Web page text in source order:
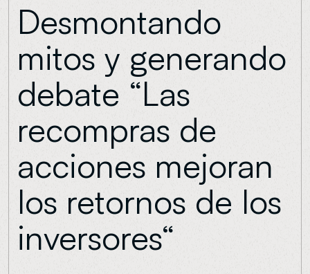
Desmontando
mitos y generando
debate “Las
recompras de
acciones mejoran
los retornos de los
inversores“